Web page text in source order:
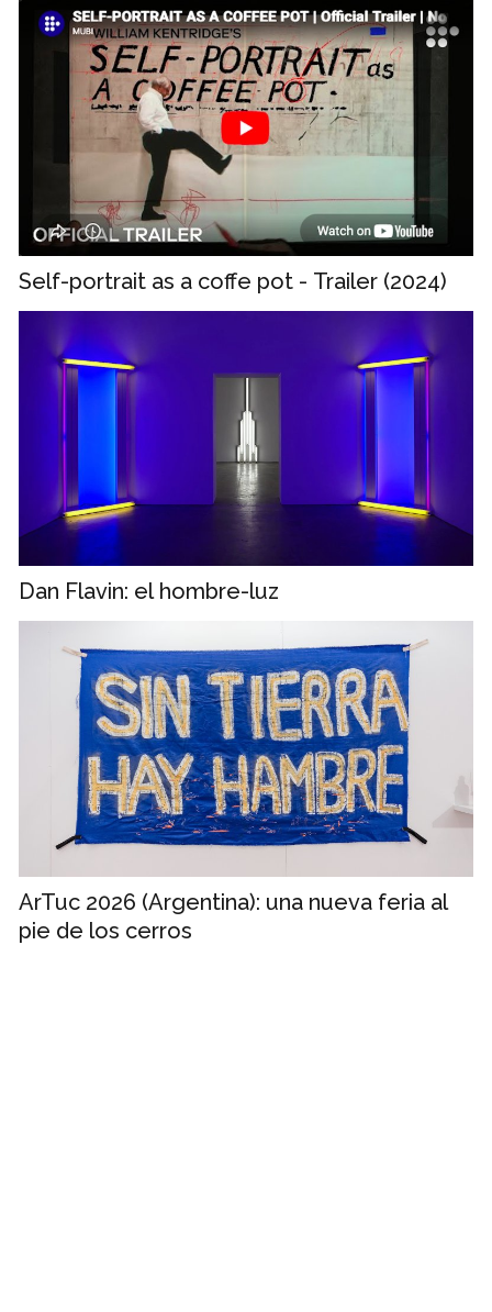
Self-portrait as a coffe pot - Trailer (2024)
Dan Flavin: el hombre-luz
ArTuc 2026 (Argentina): una nueva feria al
pie de los cerros